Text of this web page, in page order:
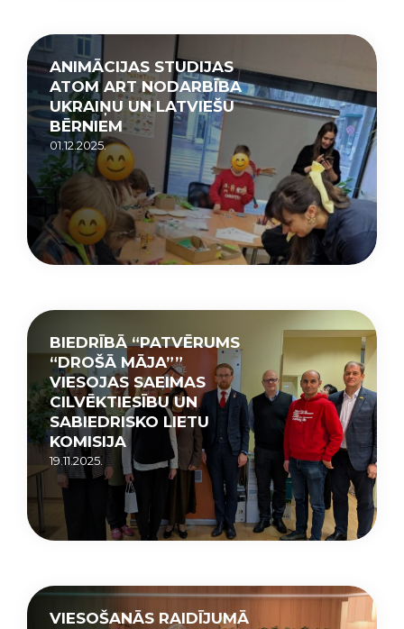
ANIMĀCIJAS STUDIJAS
ATOM ART NODARBĪBA
UKRAIŅU UN LATVIEŠU
BĒRNIEM
01.12.2025.
BIEDRĪBĀ “PATVĒRUMS
“DROŠĀ MĀJA””
VIESOJAS SAEIMAS
CILVĒKTIESĪBU UN
SABIEDRISKO LIETU
KOMISIJA
19.11.2025.
VIESOŠANĀS RAIDĪJUMĀ